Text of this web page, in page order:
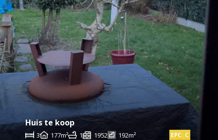
Huis te koop
3 177m² 1 1952 192m²
EPC: C